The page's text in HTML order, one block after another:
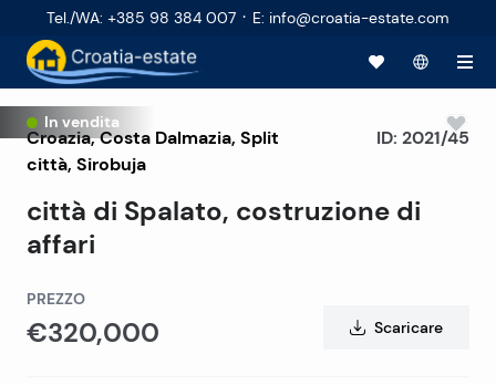
Tel./WA: +385 98 384 007 · E: info@croatia-estate.com
In vendita
Croazia,Costa Dalmazia, Split
città, Sirobuja
città di Spalato, costruzione di
affari
ID: 2021/45
PREZZO
€320,000 Scaricare